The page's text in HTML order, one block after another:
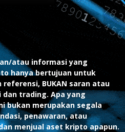
atau informasi yang
hanya bertujuan untuk
BUKAN saran atau
trading. Apa yang
bukan merupakan segala
penawaran, atau
menjual aset kripto apapun.